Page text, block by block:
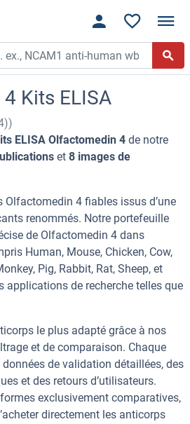
Kits ELISA
ELISA Olfactomedin 4 de notre
et 8 images de
Olfactomedin 4 fiables issus d’une
renommés. Notre portefeuille
de Olfactomedin 4 dans
Human, Mouse, Chicken, Cow,
Pig, Rabbit, Rat, Sheep, et
applications de recherche telles que
le plus adapté grâce à nos
et de comparaison. Chaque
de validation détaillées, des
et des retours d’utilisateurs.
exclusivement comparatives,
directement les anticorps